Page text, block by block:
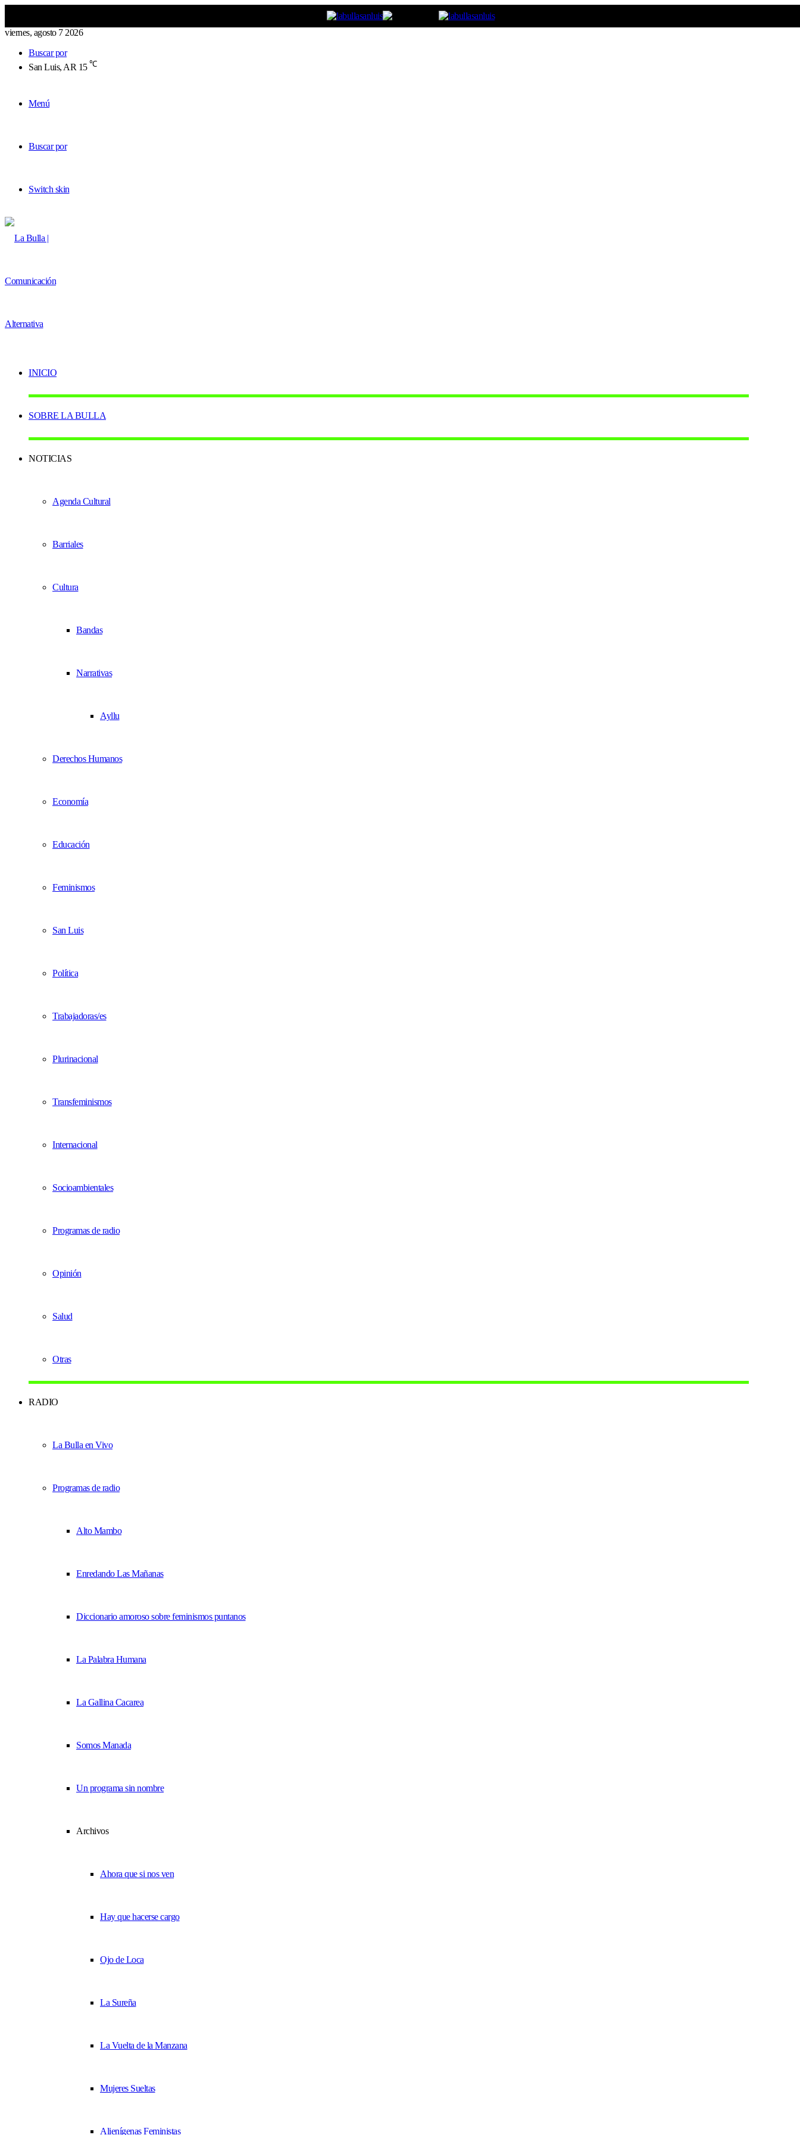
viernes, agosto 7 2026
Buscar por
San Luis, AR 15 ℃
Menú
Buscar por
Switch skin
INICIO
SOBRE LA BULLA
NOTICIAS
Agenda Cultural
Barriales
Cultura
Bandas
Narrativas
Ayllu
Derechos Humanos
Economía
Educación
Feminismos
San Luis
Política
Trabajadoras/es
Plurinacional
Transfeminismos
Internacional
Socioambientales
Programas de radio
Opinión
Salud
Otras
RADIO
La Bulla en Vivo
Programas de radio
Alto Mambo
Enredando Las Mañanas
Diccionario amoroso sobre feminismos puntanos
La Palabra Humana
La Gallina Cacarea
Somos Manada
Un programa sin nombre
Archivos
Ahora que si nos ven
Hay que hacerse cargo
Ojo de Loca
La Sureña
La Vuelta de la Manzana
Mujeres Sueltas
Alienígenas Feministas